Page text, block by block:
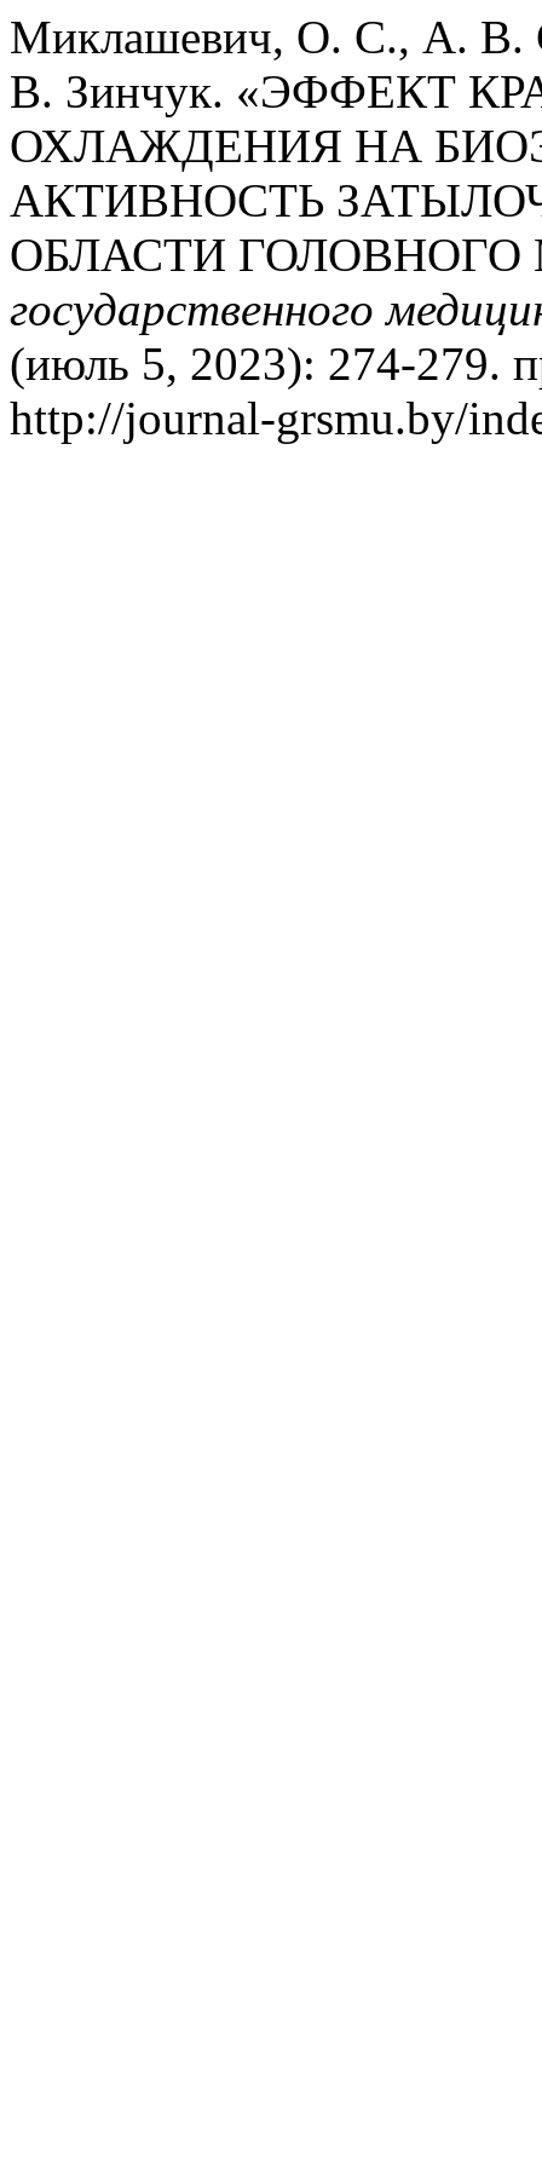
Миклашевич, О. С., А. В.
В. Зинчук. «ЭФФЕКТ
ОХЛАЖДЕНИЯ НА
АКТИВНОСТЬ
ОБЛАСТИ ГОЛОВНОГО
государственного
(июль 5, 2023): 274-279.
http://journal-grsmu.by/